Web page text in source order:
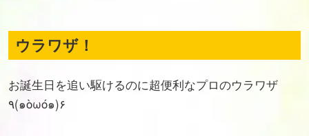
ウラワザ！
お誕生日を追い駆けるのに超便利なプロのウラワザ
٩(๑òωó๑)۶